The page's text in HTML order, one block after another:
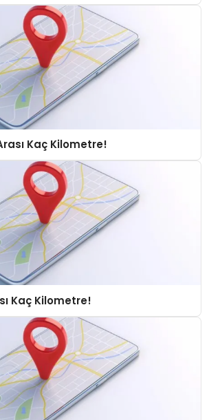
Kaç Kilometre!
Arası Kaç Kilometre!